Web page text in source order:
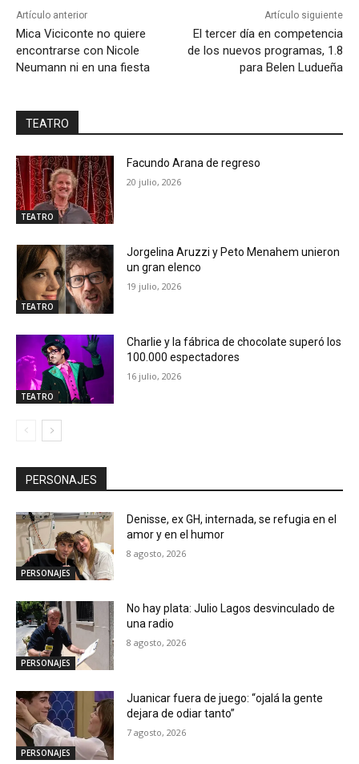
Artículo anterior
Mica Viciconte no quiere
encontrarse con Nicole
Neumann ni en una fiesta
Artículo siguiente
El tercer día en competencia
de los nuevos programas, 1.8
para Belen Ludueña
TEATRO
TEATRO
Facundo Arana de regreso
20 julio, 2026
TEATRO
Jorgelina Aruzzi y Peto Menahem unieron
un gran elenco
19 julio, 2026
TEATRO
Charlie y la fábrica de chocolate superó los
100.000 espectadores
16 julio, 2026
PERSONAJES
PERSONAJES
Denisse, ex GH, internada, se refugia en el
amor y en el humor
8 agosto, 2026
PERSONAJES
No hay plata: Julio Lagos desvinculado de
una radio
8 agosto, 2026
PERSONAJES
Juanicar fuera de juego: “ojalá la gente
dejara de odiar tanto”
7 agosto, 2026